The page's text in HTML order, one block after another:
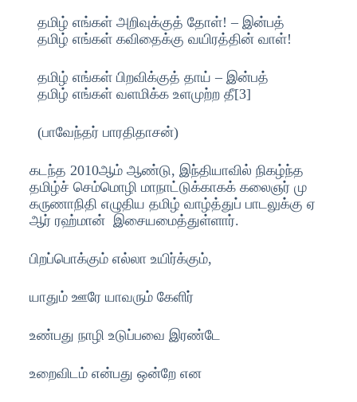
தமிழ் எங்கள் அறிவுக்குத் தோள்! – இன்பத்
தமிழ் எங்கள் கவிதைக்கு வயிரத்தின் வாள்!
தமிழ் எங்கள் பிறவிக்குத் தாய் – இன்பத்
தமிழ் எங்கள் வளமிக்க உளமுற்ற தீ[3]
(பாவேந்தர் பாரதிதாசன்)
கடந்த 2010ஆம் ஆண்டு, இந்தியாவில் நிகழ்ந்த
தமிழ்ச் செம்மொழி மாநாட்டுக்காகக் கலைஞர் மு
கருணாநிதி எழுதிய தமிழ் வாழ்த்துப் பாடலுக்கு ஏ
ஆர் ரஹ்மான் இசையமைத்துள்ளார்.
பிறப்பொக்கும் எல்லா உயிர்க்கும்,
யாதும் ஊரே யாவரும் கேளிர்
உண்பது நாழி உடுப்பவை இரண்டே
உறைவிடம் என்பது ஒன்றே என